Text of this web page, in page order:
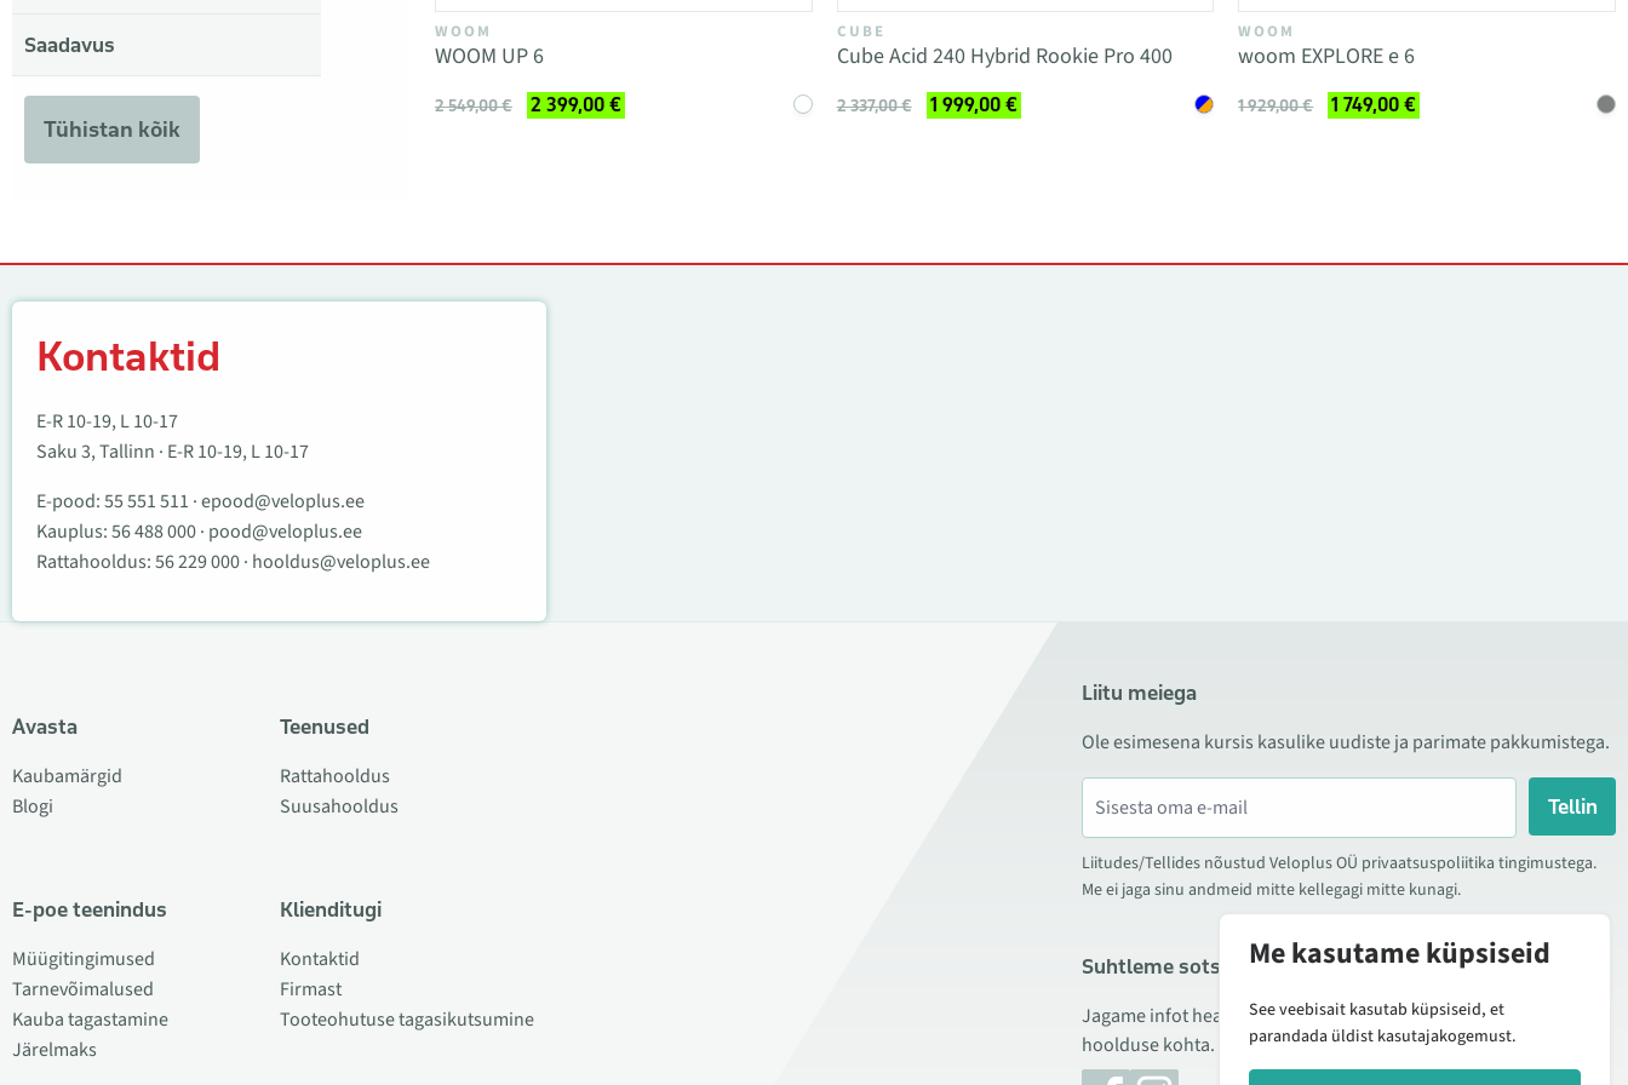
Saadavus
Tühistan kõik
WOOM
WOOM UP 6
2 549,00 € 2 399,00 €
CUBE
Cube Acid 240 Hybrid Rookie Pro 400
2 337,00 € 1 999,00 €
WOOM
woom EXPLORE e 6
1 929,00 € 1 749,00 €
Kontaktid
E-R 10-19, L 10-17
Saku 3, Tallinn · E-R 10-19, L 10-17
E-pood:55 551 511 ·epood@veloplus.ee
Kauplus:56 488 000· pood@veloplus.ee
Rattahooldus:56 229 000· hooldus@veloplus.ee
Avasta
Kaubamärgid
Blogi
E-poe teenindus
Müügitingimused
Tarnevõimalused
Kauba tagastamine
Järelmaks
Teenused
Rattahooldus
Suusahooldus
Klienditugi
Kontaktid
Firmast
Tooteohutuse tagasikutsumine
Liitu meiega
Ole esimesena kursis kasulike uudiste ja parimate pakkumistega.
Tellin
Liitudes/Tellides nõustud Veloplus OÜ privaatsuspoliitika tingimustega.
Me ei jaga sinu andmeid mitte kellegagi mitte kunagi.
Suhtleme sotsiaalmeedias
Jagame infot hea hinna kampaaniate, uute toodete ning
hoolduse kohta. Mõnikord teeme ka tooteülevaateid.
Me kasutame küpsiseid
See veebisait kasutab küpsiseid, et
parandada üldist kasutajakogemust.